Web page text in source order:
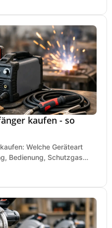
kaufen - so
Welche Geräteart
Bedienung, Schutzgas